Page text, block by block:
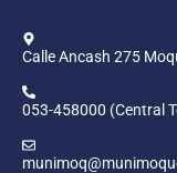
Calle Ancash 275
053-458000 (Central